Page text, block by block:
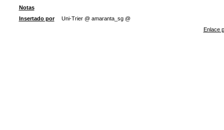
Notas
Insertado por
Uni-Trier @ amaranta_sg @
Enlace